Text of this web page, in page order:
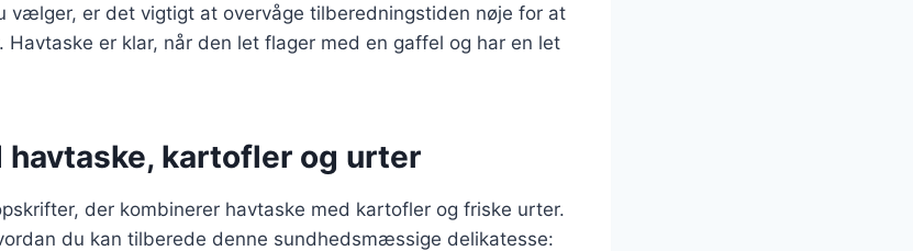
vælger, er det vigtigt at overvåge tilberedningstiden nøje for at
Havtaske er klar, når den let flager med en gaffel og har en let
kartofler og urter
der kombinerer havtaske med kartofler og friske urter.
du kan tilberede denne sundhedsmæssige delikatesse: